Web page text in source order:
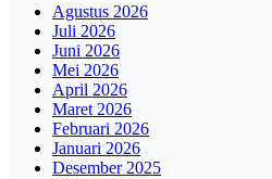
Agustus 2026
Juli 2026
Juni 2026
Mei 2026
April 2026
Maret 2026
Februari 2026
Januari 2026
Desember 2025